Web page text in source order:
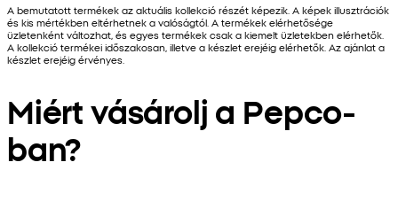
A bemutatott termékek az aktuális kollekció részét képezik. A képek illusztrációk
és kis mértékben eltérhetnek a valóságtól. A termékek elérhetősége
üzletenként változhat, és egyes termékek csak a kiemelt üzletekben elérhetők.
A kollekció termékei időszakosan, illetve a készlet erejéig elérhetők. Az ajánlat a
készlet erejéig érvényes.
Miért vásárolj a Pepco-
ban?